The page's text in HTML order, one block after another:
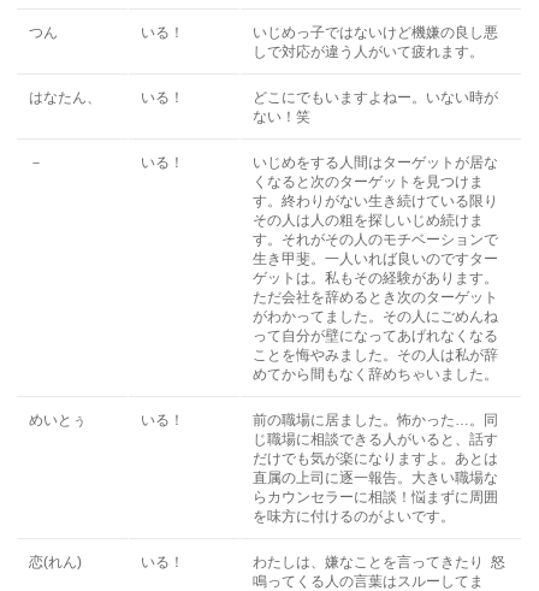
つん いる！
いじめっ子ではないけど機嫌の良し悪
しで対応が違う人がいて疲れます。
はなたん、 いる！
どこにでもいますよねー。いない時が
ない！笑
－ いる！
いじめをする人間はターゲットが居な
くなると次のターゲットを見つけま
す。終わりがない生き続けている限り
その人は人の粗を探しいじめ続けま
す。それがその人のモチベーションで
生き甲斐。一人いれば良いのですター
ゲットは。私もその経験があります。
ただ会社を辞めるとき次のターゲット
がわかってました。その人にごめんね
って自分が壁になってあげれなくなる
ことを悔やみました。その人は私が辞
めてから間もなく辞めちゃいました。
めいとぅ いる！
前の職場に居ました。怖かった…。同
じ職場に相談できる人がいると、話す
だけでも気が楽になりますよ。あとは
直属の上司に逐一報告。大きい職場な
らカウンセラーに相談！悩まずに周囲
を味方に付けるのがよいです。
恋(れん) いる！
わたしは、嫌なことを言ってきたり 怒
鳴ってくる人の言葉はスルーしてま